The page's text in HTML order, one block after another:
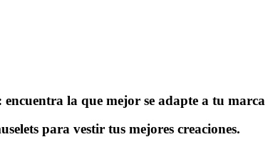
la que mejor se adapte a tu
para vestir tus mejores creaciones.